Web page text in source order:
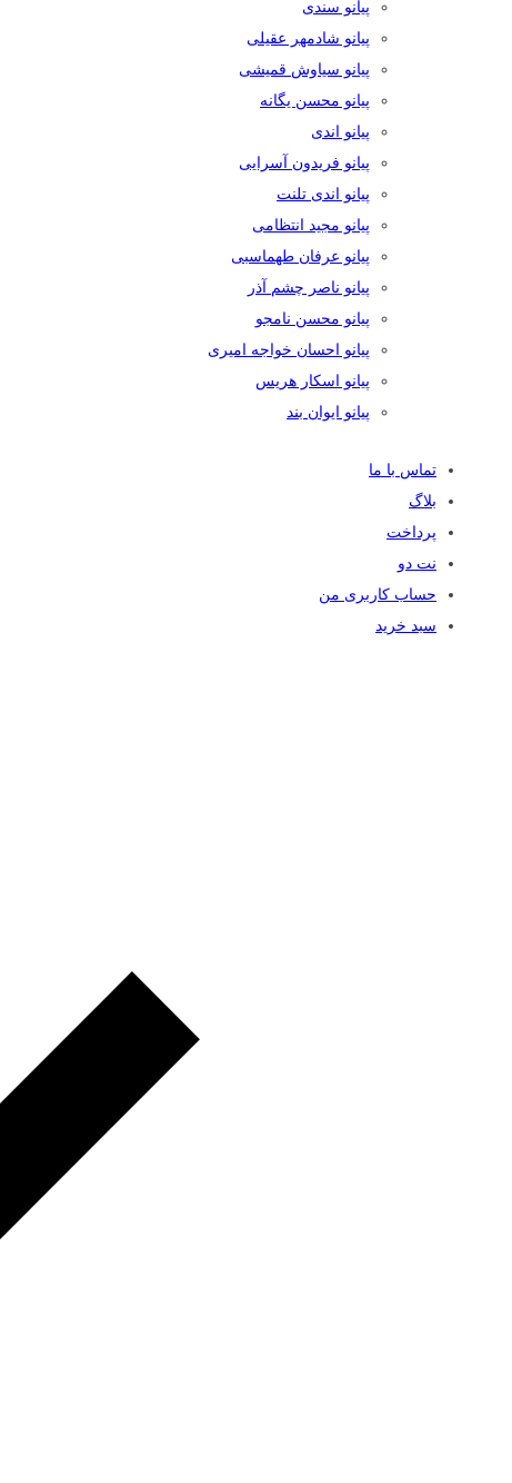
پیانو سندی
پیانو شادمهر عقیلی
پیانو سیاوش قمیشی
پیانو محسن یگانه
پیانو اندی
پیانو فریدون آسرایی
پیانو اندی تلنت
پیانو مجید انتظامی
پیانو عرفان طهماسبی
پیانو ناصر چشم آذر
پیانو محسن نامجو
پیانو احسان خواجه امیری
پیانو اسکار هریس
پیانو ایوان بند
تماس با ما
بلاگ
پرداخت
نت دو
حساب کاربری من
سبد خرید